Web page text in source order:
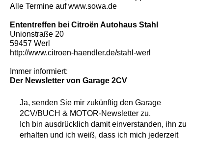
Alle Termine aufwww.sowa.de
Ententreffen bei Citroën Autohaus Stahl
Unionstraße 20
59457 Werl
http://www.citroen-haendler.de/stahl-werl
Immer informiert:
Der Newsletter von Garage 2CV
Ja, senden Sie mir zukünftig den Garage
2CV/BUCH & MOTOR-Newsletter zu.
Ich bin ausdrücklich damit einverstanden, ihn zu
erhalten und ich weiß, dass ich mich jederzeit